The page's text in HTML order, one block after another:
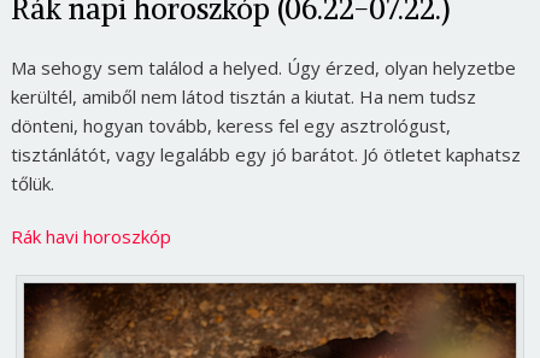
Rák napi horoszkóp (06.22-07.22.)
Ma sehogy sem találod a helyed. Úgy érzed, olyan helyzetbe
kerültél, amiből nem látod tisztán a kiutat. Ha nem tudsz
dönteni, hogyan tovább, keress fel egy asztrológust,
tisztánlátót, vagy legalább egy jó barátot. Jó ötletet kaphatsz
tőlük.
Rák havi horoszkóp